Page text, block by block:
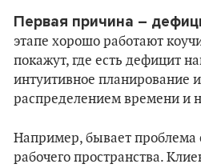
Первая причина –
этапе хорошо работают
покажут, где есть дефицит
интуитивное планирование
распределением времени и
Например, бывает проблема
рабочего пространства.